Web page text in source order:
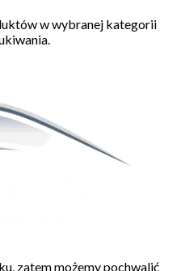
w wybranej kategorii
zatem możemy pochwalić